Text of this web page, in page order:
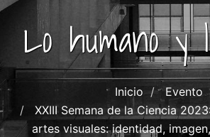
Lo humano y
Inicio
Evento
XXIII Semana de la Ciencia
artes visuales: identidad,